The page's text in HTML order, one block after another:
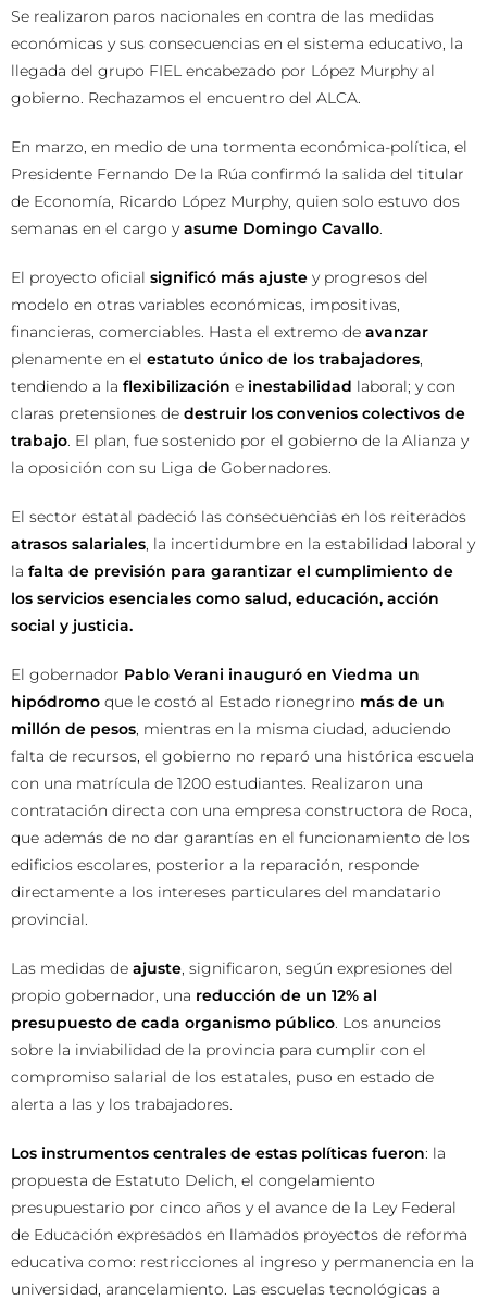
Se realizaron paros nacionales en contra de las medidas
económicas y sus consecuencias en el sistema educativo, la
llegada del grupo FIEL encabezado por López Murphy al
gobierno. Rechazamos el encuentro del ALCA.
En marzo, en medio de una tormenta económica-política, el
Presidente Fernando De la Rúa confirmó la salida del titular
de Economía, Ricardo López Murphy, quien solo estuvo dos
semanas en el cargo y asume Domingo Cavallo.
El proyecto oficial significó más ajuste y progresos del
modelo en otras variables económicas, impositivas,
financieras, comerciables. Hasta el extremo de avanzar
plenamente en el estatuto único de los trabajadores,
tendiendo a la flexibilización e inestabilidad laboral; y con
claras pretensiones de destruir los convenios colectivos de
trabajo. El plan, fue sostenido por el gobierno de la Alianza y
la oposición con su Liga de Gobernadores.
El sector estatal padeció las consecuencias en los reiterados
atrasos salariales, la incertidumbre en la estabilidad laboral y
la falta de previsión para garantizar el cumplimiento de
los servicios esenciales como salud, educación, acción
social y justicia.
El gobernador Pablo Verani inauguró en Viedma un
hipódromo que le costó al Estado rionegrino más de un
millón de pesos, mientras en la misma ciudad, aduciendo
falta de recursos, el gobierno no reparó una histórica escuela
con una matrícula de 1200 estudiantes. Realizaron una
contratación directa con una empresa constructora de Roca,
que además de no dar garantías en el funcionamiento de los
edificios escolares, posterior a la reparación, responde
directamente a los intereses particulares del mandatario
provincial.
Las medidas de ajuste, significaron, según expresiones del
propio gobernador, una reducción de un 12% al
presupuesto de cada organismo público. Los anuncios
sobre la inviabilidad de la provincia para cumplir con el
compromiso salarial de los estatales, puso en estado de
alerta a las y los trabajadores.
Los instrumentos centrales de estas políticas fueron: la
propuesta de Estatuto Delich, el congelamiento
presupuestario por cinco años y el avance de la Ley Federal
de Educación expresados en llamados proyectos de reforma
educativa como: restricciones al ingreso y permanencia en la
universidad, arancelamiento. Las escuelas tecnológicas a